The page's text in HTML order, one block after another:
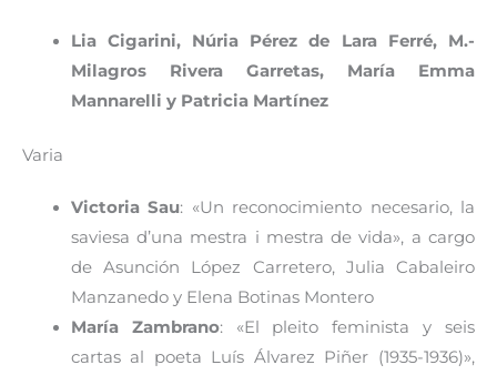
Lia Cigarini, Núria Pérez de Lara Ferré, M.-
Milagros Rivera Garretas, María Emma
Mannarelli y Patricia Martínez
Varia
Victoria Sau: «Un reconocimiento necesario, la
saviesa d’una mestra i mestra de vida», a cargo
de Asunción López Carretero, Julia Cabaleiro
Manzanedo y Elena Botinas Montero
María Zambrano: «El pleito feminista y seis
cartas al poeta Luís Álvarez Piñer (1935-1936)»,